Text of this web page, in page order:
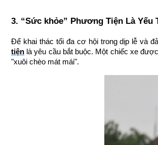
3. “Sức khỏe” Phương Tiện Là Yếu
Để khai thác tối đa cơ hội trong dịp lễ và
tiện là yêu cầu bắt buộc. Một chiếc xe
"xuôi chèo mát mái".